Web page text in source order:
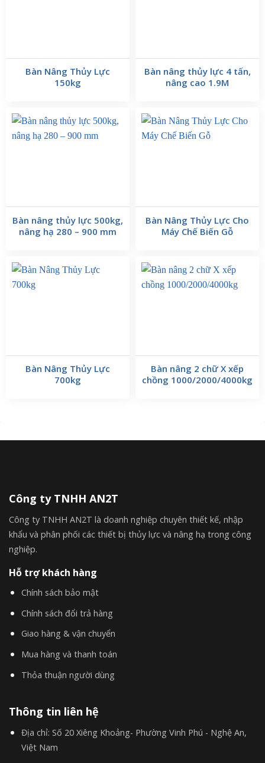
Bàn Nâng Thủy Lực
150kg
Bàn nâng thủy lực 4 tấn,
nâng cao 1.9M
Bàn nâng thủy lực 500kg,
nâng hạ 280 – 900 mm
Bàn Nâng Thủy Lực Cho
Máy Chế Biến Gỗ
Bàn Nâng Thủy Lực
700kg
Bàn nâng 2 chữ X xếp
chồng 1000/2000/4000kg
Công ty TNHH AN2T
Công ty TNHH AN2T là doanh nghiệp chuyên thiết kế, nhập
khẩu và phân phối các thiết bị thủy lực và nâng hạ trong công
nghiệp.
Hỗ trợ khách hàng
Chính sách bảo mật
Chính sách đổi trả hàng
Giao hàng & vận chuyển
Mua hàng và thanh toán
Thỏa thuận người dùng
Thông tin liên hệ
Địa chỉ: Số 20 Xiêng Khoảng- Phường Vinh Phú - Nghệ An,
Việt Nam